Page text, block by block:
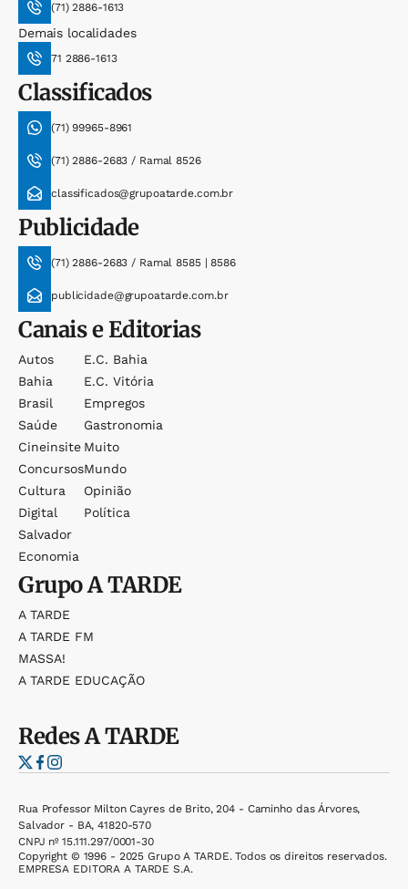
(71) 2886-1613
Demais localidades
71 2886-1613
Classificados
(71) 99965-8961
(71) 2886-2683 / Ramal 8526
classificados@grupoatarde.com.br
Publicidade
(71) 2886-2683 / Ramal 8585 | 8586
publicidade@grupoatarde.com.br
Canais e Editorias
Autos
Bahia
Brasil
Saúde
Cineinsite
Concursos
Cultura
Digital
Salvador
Economia
E.c. Bahia
E.c. Vitória
Empregos
Gastronomia
Muito
Mundo
Opinião
Política
GrupoA TARDE
A TARDE
A TARDE FM
MASSA!
A TARDE EDUCAÇÃO
RedesA TARDE
Rua Professor Milton Cayres de Brito, 204 - Caminho das Árvores,
Salvador - BA, 41820-570
CNPJ nº 15.111.297/0001-30
Copyright © 1996 - 2025 Grupo A TARDE. Todos os direitos reservados.
EMPRESA EDITORA A TARDE S.A.